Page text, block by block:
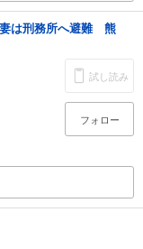
は刑務所へ避難 熊
試し読み
フォロー